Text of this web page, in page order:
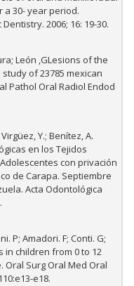
30- year period.
2006; 16: 19-30.
León ,GLesions of the
of 23785 mexican
Pathol Oral Radiol Endod
Y.; Benítez, A.
en los Tejidos
con privación
de Carapa. Septiembre
Acta Odontológica
P; Amadori. F; Conti. G;
in children from 0 to 12
Surg Oral Med Oral
e18.